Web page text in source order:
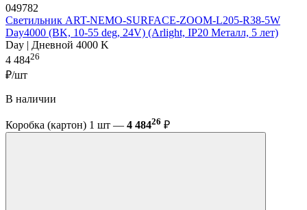
049782
Светильник ART-NEMO-SURFACE-ZOOM-L205-R38-5W
Day4000 (BK, 10-55 deg, 24V) (Arlight, IP20 Металл, 5 лет)
Day | Дневной 4000 K
4 48426
₽/шт
В наличии
Коробка (картон) 1 шт — 4 48426 ₽